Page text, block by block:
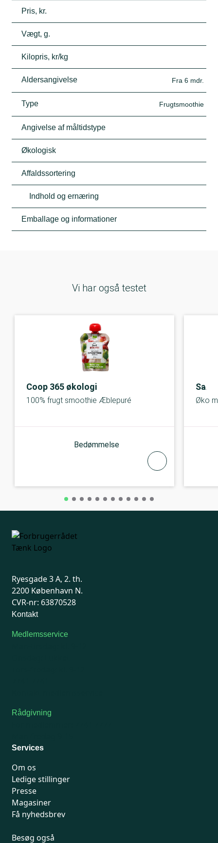
Pris, kr.
Vægt, g.
Kilopris, kr/kg
Aldersangivelse Fra 6 mdr.
Type Frugtsmoothie
Angivelse af måltidstype
Økologisk
Affaldssortering
Indhold og ernæring
Emballage og informationer
Vi har også testet
Coop 365 økologi
100% frugt smoothie Æblepuré
Bedømmelse
Øko
Ryesgade 3 A, 2. th.
2200 København N.
CVR-nr: 63870528
Kontakt
Medlemsservice
Rådgivning
Services
Om os
Ledige stillinger
Presse
Magasiner
Få nyhedsbrev
Besøg også